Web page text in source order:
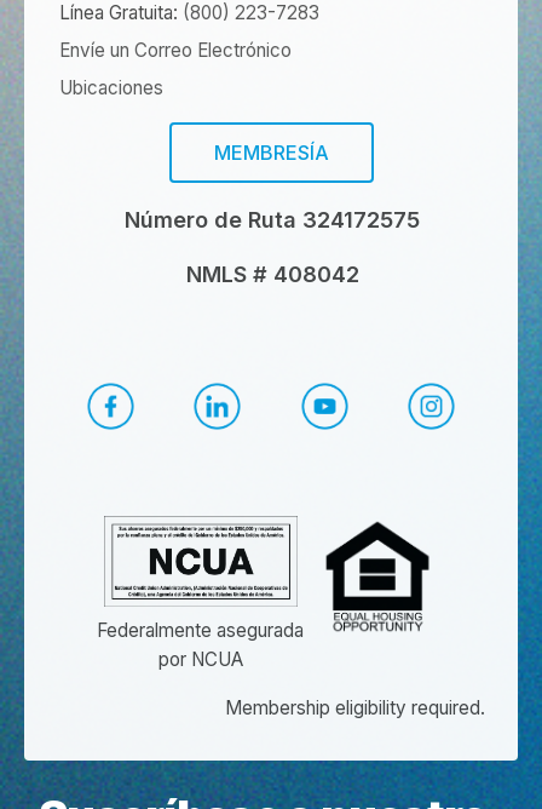
Línea Gratuita: (800) 223-7283
Envíe un Correo Electrónico
Ubicaciones
MEMBRESÍA
Número de Ruta 324172575
NMLS # 408042
YouTube de CapEd
Federalmente asegurada
por NCUA
Membership eligibility required.